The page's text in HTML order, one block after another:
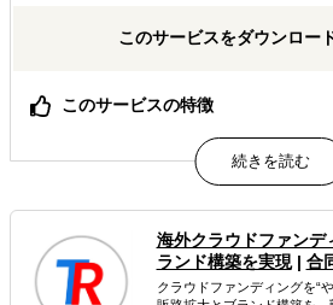
このサービスをダウンロー
このサービスの特徴
確実な海外展開のための現地調査
安心の旅行業登録事業者が航空券
キーパーソンへのアポイント取得
属するジャンル
海外進出戦略・事業計画立案
海外クラウドファンデ
ランド構築を実現| 合
クラウドファンディングを“